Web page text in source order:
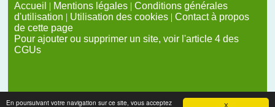
X
En poursuivant votre navigation sur ce site, vous acceptez
Accueil | Mentions légales | Conditions générales
d'utilisation | Utilisation des cookies | Contact à propos
de cette page
Pour ajouter ou supprimer un site, voir l'article 4 des
CGUs